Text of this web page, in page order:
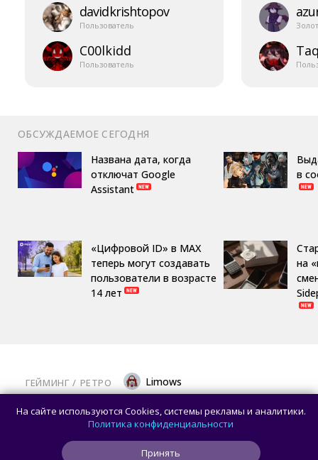
davidkrishtopov
Пользователь
C00lkidd
Пользователь
ОБСУЖДАЕМОЕ СЕГОДНЯ
Названа дата, когда
отключат Google
Assistant
«Цифровой ID» в MAX
теперь могут создавать
пользователи в возрасте
14 лет
в
на
ГЕЙМИНГ / РЕТРО Limows
Коллекционеры, готовьте кошельки: Taito
и Famitsu анонсировали трансляцию
о расширении библиотеки аркадной Egret
На сайте используются Cookies, системы рекламы и аналитики.
Политика конфиденциальности
Принять